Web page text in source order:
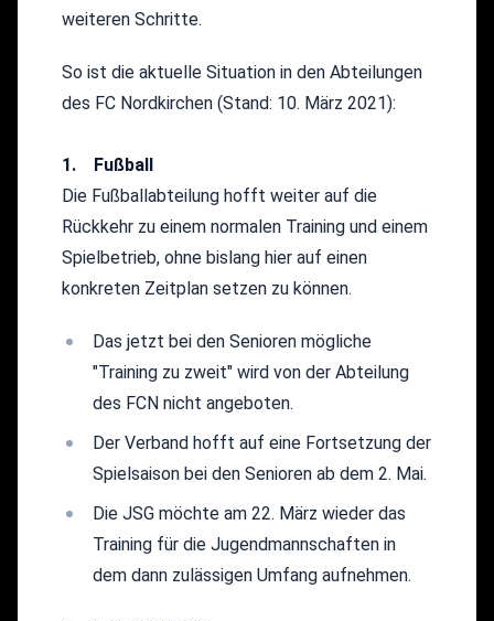
weiteren Schritte.
So ist die aktuelle Situation in den Abteilungen
des FC Nordkirchen (Stand: 10. März 2021):
1. Fußball
Die Fußballabteilung hofft weiter auf die
Rückkehr zu einem normalen Training und einem
Spielbetrieb, ohne bislang hier auf einen
konkreten Zeitplan setzen zu können.
Das jetzt bei den Senioren mögliche
"Training zu zweit" wird von der Abteilung
des FCN nicht angeboten.
Der Verband hofft auf eine Fortsetzung der
Spielsaison bei den Senioren ab dem 2. Mai.
Die JSG möchte am 22. März wieder das
Training für die Jugendmannschaften in
dem dann zulässigen Umfang aufnehmen.